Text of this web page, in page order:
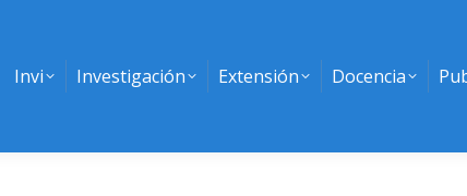
Invi Investigación Extensión Docencia